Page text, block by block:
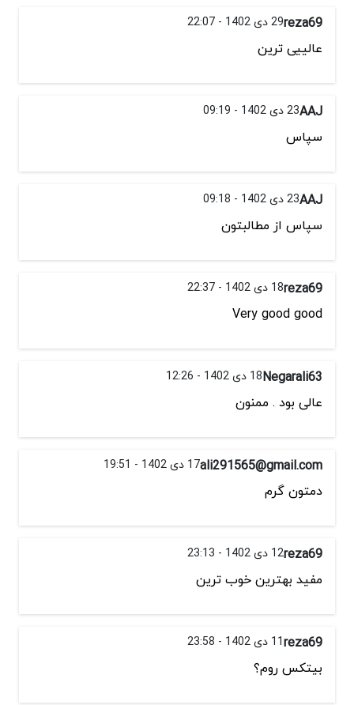
reza6929 دی 1402 - 22:07
عالییی ترین
AAJ23 دی 1402 - 09:19
سپاس
AAJ23 دی 1402 - 09:18
سپاس از مطالبتون
reza6918 دی 1402 - 22:37
Very good good
Negarali6318 دی 1402 - 12:26
عالی بود . ممنون
ali291565@gmail.com17 دی 1402 - 19:51
دمتون گرم
reza6912 دی 1402 - 23:13
مفید بهترین خوب ترین
reza6911 دی 1402 - 23:58
بیتکس روم؟